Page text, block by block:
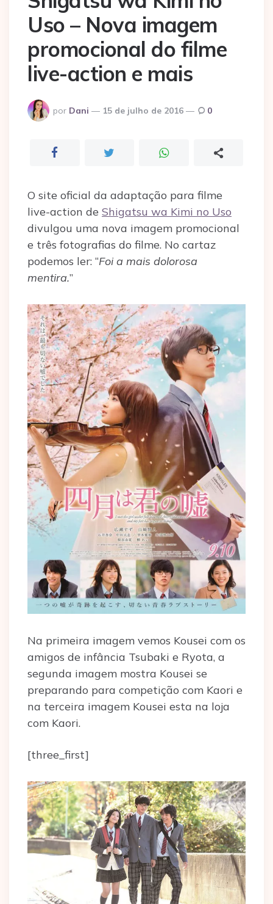
Uso – Nova imagem
promocional do filme
live-action e mais
Postado
por
por Dani 15 de julho de 2016 0
O site oficial da adaptação para filme
live-action de Shigatsu wa Kimi no Uso
divulgou uma nova imagem promocional
e três fotografias do filme. No cartaz
podemos ler: “Foi a mais dolorosa
mentira.”
Na primeira imagem vemos Kousei com os
amigos de infância Tsubaki e Ryota, a
segunda imagem mostra Kousei se
preparando para competição com Kaori e
na terceira imagem Kousei esta na loja
com Kaori.
[three_first]